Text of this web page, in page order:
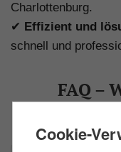
Charlottenburg.
✔ Effizient und
schnell und
FAQ –
Cookie-